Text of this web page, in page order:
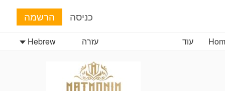
כניסה הרשמה
עוד Hebrew עזרה